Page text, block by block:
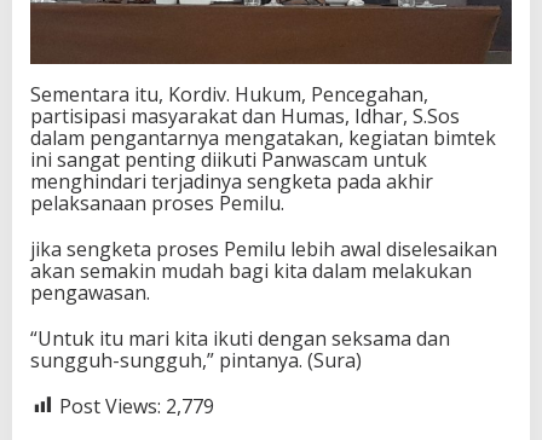
Sementara itu, Kordiv. Hukum, Pencegahan,
partisipasi masyarakat dan Humas, Idhar, S.Sos
dalam pengantarnya mengatakan, kegiatan bimtek
ini sangat penting diikuti Panwascam untuk
menghindari terjadinya sengketa pada akhir
pelaksanaan proses Pemilu.
jika sengketa proses Pemilu lebih awal diselesaikan
akan semakin mudah bagi kita dalam melakukan
pengawasan.
“Untuk itu mari kita ikuti dengan seksama dan
sungguh-sungguh,” pintanya. (Sura)
Post Views: 2,779